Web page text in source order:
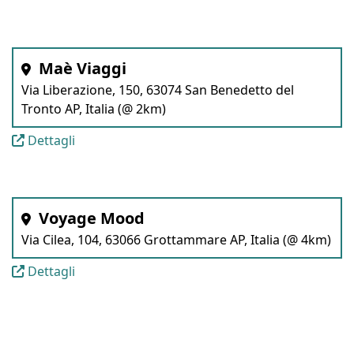
Maè Viaggi
Via Liberazione, 150, 63074 San Benedetto del
Tronto AP, Italia (@ 2km)
Dettagli
Voyage Mood
Via Cilea, 104, 63066 Grottammare AP, Italia (@ 4km)
Dettagli